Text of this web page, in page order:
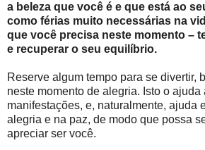
a beleza que você é e que está ao
como férias muito necessárias na
que você precisa neste momento –
e recuperar o seu equilíbrio.
Reserve algum tempo para se divertir,
neste momento de alegria. Isto o ajuda
manifestações, e, naturalmente, ajuda
alegria e na paz, de modo que possa
apreciar ser você.